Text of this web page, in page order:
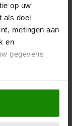
op uw
als doel
metingen aan
en
gegevens
kan zijn